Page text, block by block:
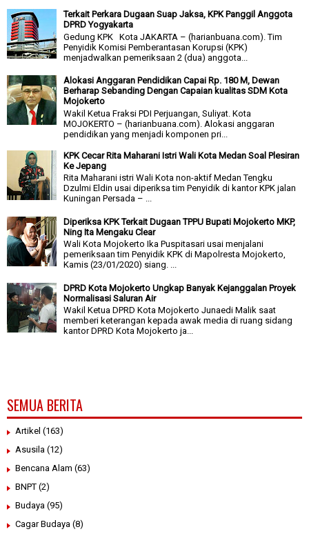
Terkait Perkara Dugaan Suap Jaksa, KPK Panggil Anggota
DPRD Yogyakarta
Gedung KPK Kota JAKARTA – (harianbuana.com). Tim
Penyidik Komisi Pemberantasan Korupsi (KPK)
menjadwalkan pemeriksaan 2 (dua) anggota...
Alokasi Anggaran Pendidikan Capai Rp. 180 M, Dewan
Berharap Sebanding Dengan Capaian kualitas SDM Kota
Mojokerto
Wakil Ketua Fraksi PDI Perjuangan, Suliyat. Kota
MOJOKERTO – (harianbuana.com). Alokasi anggaran
pendidikan yang menjadi komponen pri...
KPK Cecar Rita Maharani Istri Wali Kota Medan Soal Plesiran
Ke Jepang
Rita Maharani istri Wali Kota non-aktif Medan Tengku
Dzulmi Eldin usai diperiksa tim Penyidik di kantor KPK jalan
Kuningan Persada – ...
Diperiksa KPK Terkait Dugaan TPPU Bupati Mojokerto MKP,
Ning Ita Mengaku Clear
Wali Kota Mojokerto Ika Puspitasari usai menjalani
pemeriksaan tim Penyidik KPK di Mapolresta Mojokerto,
Kamis (23/01/2020) siang. ...
DPRD Kota Mojokerto Ungkap Banyak Kejanggalan Proyek
Normalisasi Saluran Air
Wakil Ketua DPRD Kota Mojokerto Junaedi Malik saat
memberi keterangan kepada awak media di ruang sidang
kantor DPRD Kota Mojokerto ja...
SEMUA BERITA
Artikel (163)
Asusila (12)
Bencana Alam (63)
BNPT (2)
Budaya (95)
Cagar Budaya (8)